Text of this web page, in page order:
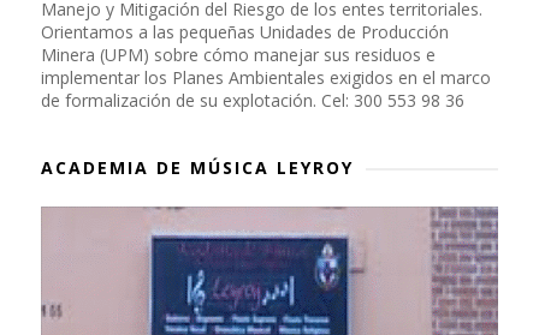
Manejo y Mitigación del Riesgo de los entes territoriales.
Orientamos a las pequeñas Unidades de Producción
Minera (UPM) sobre cómo manejar sus residuos e
implementar los Planes Ambientales exigidos en el marco
de formalización de su explotación. Cel: 300 553 98 36
ACADEMIA DE MÚSICA LEYROY